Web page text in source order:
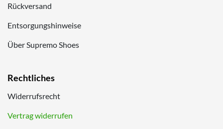
Rückversand
Entsorgungshinweise
Über Supremo Shoes
Rechtliches
Widerrufsrecht
Vertrag widerrufen